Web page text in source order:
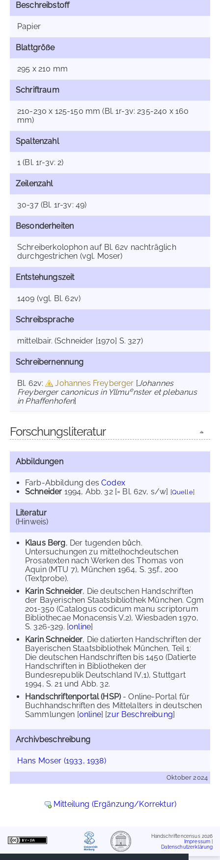
Beschreibstoff
Papier
Blattgröße
295 x 210 mm
Schriftraum
210-230 x 125-150 mm (Bl. 1r-3v: 235-240 x 160
mm)
Spaltenzahl
1 (Bl. 1r-3v: 2)
Zeilenzahl
30-37 (Bl. 1r-3v: 49)
Besonderheiten
Schreiberkolophon auf Bl. 62v nachträglich
durchgestrichen (vgl. Moser)
Entstehungszeit
1409 (vgl. Bl. 62v)
Schreibsprache
mittelbair. (Schneider [1970] S. 327)
Schreibernennung
Bl. 62v: Johannes Freyberger [Johannes
Freyberger canonicus in Yllmuenster et plebanus
in Phaffenhofen]
Forschungsliteratur
Abbildungen
Farb-Abbildung desCodex
Schneider 1994, Abb. 32 [= Bl. 62v, s/w] [Quelle]
Literatur
(Hinweis)
Klaus Berg, Der tugenden bůch.
Untersuchungen zu mittelhochdeutschen
Prosatexten nach Werken des Thomas von
Aquin (MTU 7), München 1964, S. 35f., 200
(Textprobe).
Karin Schneider, Die deutschen Handschriften
der Bayerischen Staatsbibliothek München. Cgm
201-350 (Catalogus codicum manu scriptorum
Bibliothecae Monacensis V,2), Wiesbaden 1970,
S. 326-329. [online]
Karin Schneider, Die datierten Handschriften der
Bayerischen Staatsbibliothek München, Teil 1:
Die deutschen Handschriften bis 1450 (Datierte
Handschriften in Bibliotheken der
Bundesrepublik Deutschland IV,1), Stuttgart
1994, S. 21 und Abb. 32.
Handschriftenportal (HSP)- Online-Portal für
Buchhandschriften des Mittelalters in deutschen
Sammlungen [online] [zur Beschreibung]
Archivbeschreibung
Hans Moser (1933, 1938)
Oktober 2024
Mitteilung (Ergänzung/Korrektur)
Handschriftencensus 2026
Impressum
Datenschutzerklärung